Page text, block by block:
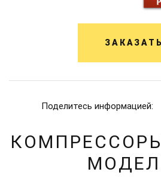
ЗАКАЗАТЬ
Поделитесь информацией: